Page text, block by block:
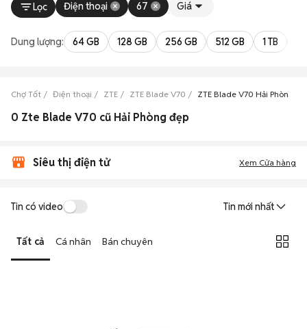
Lọc Điện thoại 67 Giá
Dung lượng: 64 GB 128 GB 256 GB 512 GB 1 TB
Chợ Tốt Điện thoại ZTE ZTE Blade V70 ZTE Blade V70 Hải Phòng
0 Zte Blade V70 cũ Hải Phòng đẹp
Siêu thị điện tử Xem Cửa hàng
Tin có video Tin mới nhất
Tất cả Cá nhân Bán chuyên